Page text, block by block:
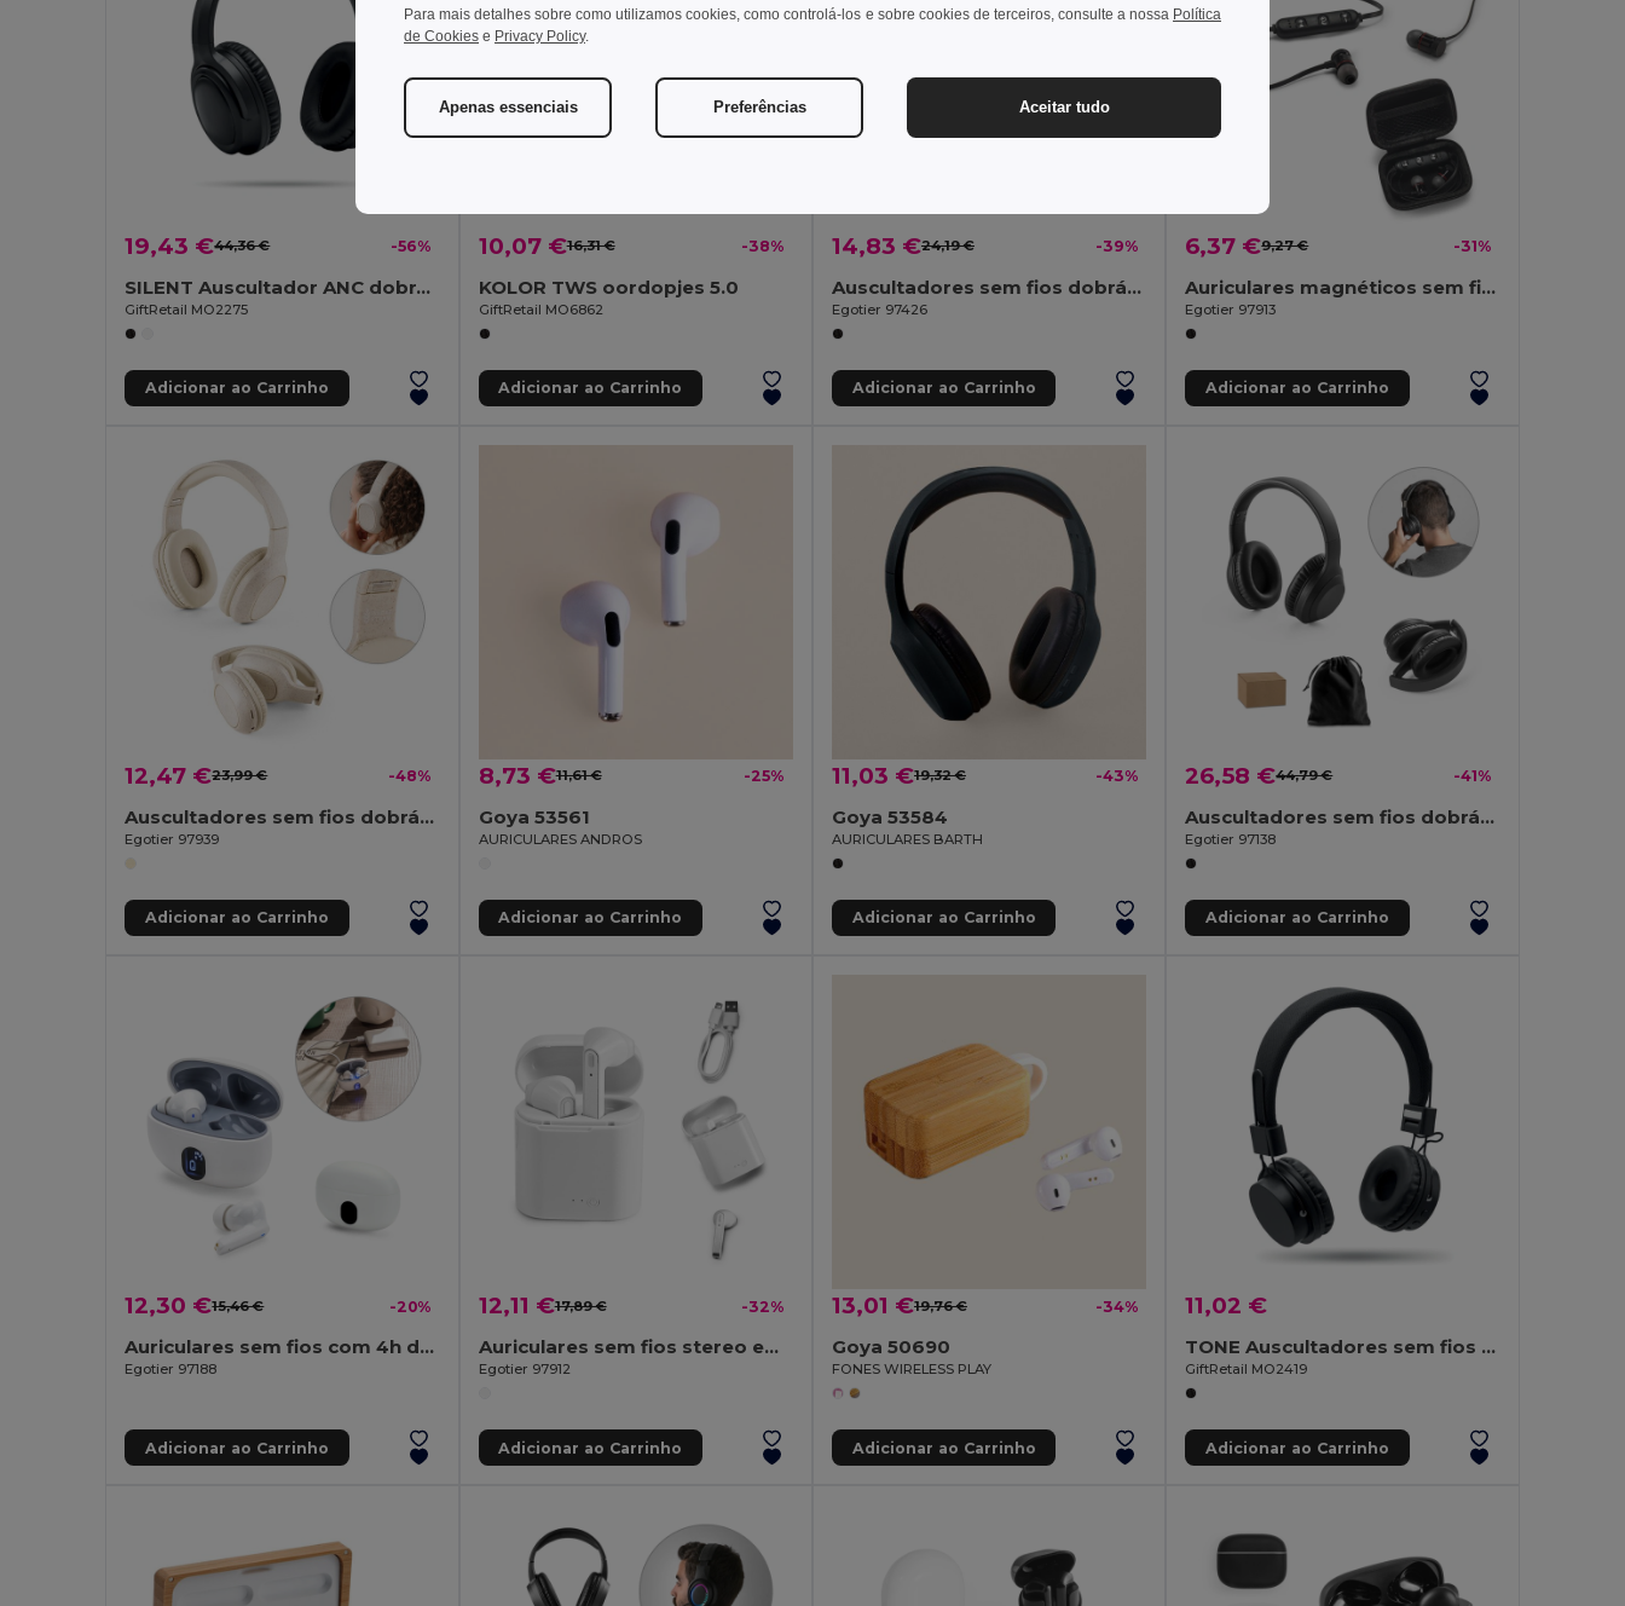
19,43 €44,36 € -56%
SILENT Auscultador ANC dobrável
GiftRetail MO2275
Adicionar ao Carrinho
10,07 €16,31 € -38%
KOLOR TWS oordopjes 5.0
GiftRetail MO6862
Adicionar ao Carrinho
14,83 €24,19 € -39%
Auscultadores sem fios dobráveis com 20h de autonomia em ABS reciclado (100% rABS)
Egotier 97426
Adicionar ao Carrinho
6,37 €9,27 € -31%
Auriculares magnéticos sem fios com 3h de autonomia em ABS reciclado (100% rABS)
Egotier 97913
Adicionar ao Carrinho
12,47 €23,99 € -48%
Auscultadores sem fios dobráveis com 4h de autonomia em palha de trigo e ABS
Egotier 97939
Adicionar ao Carrinho
8,73 €11,61 € -25%
Goya 53561
AURICULARES ANDROS
Adicionar ao Carrinho
11,03 €19,32 € -43%
Goya 53584
AURICULARES BARTH
Adicionar ao Carrinho
26,58 €44,79 € -41%
Auscultadores sem fios dobráveis com ANC e 15h de autonomia em ABS reciclado (100% rABS)
Egotier 97138
Adicionar ao Carrinho
12,30 €15,46 € -20%
Auriculares sem fios com 4h de autonomia em ABS reciclado (100% rABS)
Egotier 97188
Adicionar ao Carrinho
12,11 €17,89 € -32%
Auriculares sem fios stereo em ABS
Egotier 97912
Adicionar ao Carrinho
13,01 €19,76 € -34%
Goya 50690
FONES WIRELESS PLAY
Adicionar ao Carrinho
11,02 €
TONE Auscultadores sem fios em ABS
GiftRetail MO2419
Adicionar ao Carrinho
Para mais detalhes sobre como utilizamos cookies, como controlá-los e sobre cookies de terceiros, consulte a nossa Política
de Cookies e Privacy Policy.
Apenas essenciais Preferências Aceitar tudo